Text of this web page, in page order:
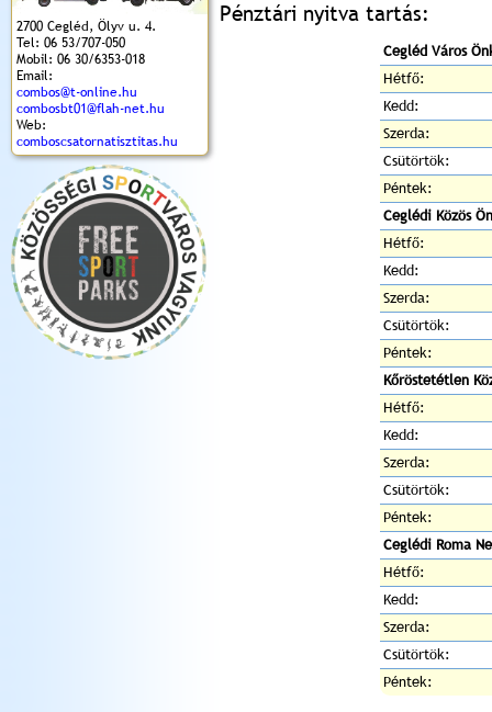
2700 Cegléd, Ölyv u. 4.
Tel: 06 53/707-050
Mobil: 06 30/6353-018
Email:
combos@t-online.hu
combosbt01@flah-net.hu
Web:
comboscsatornatisztitas.hu
Pénztári nyitva tartás:
Cegléd Város
Hétfő:
Kedd:
Szerda:
Csütörtök:
Péntek:
Ceglédi Közös
Hétfő:
Kedd:
Szerda:
Csütörtök:
Péntek:
Kőröstetétlen
Hétfő:
Kedd:
Szerda:
Csütörtök:
Péntek:
Ceglédi Roma
Hétfő:
Kedd:
Szerda:
Csütörtök:
Péntek: